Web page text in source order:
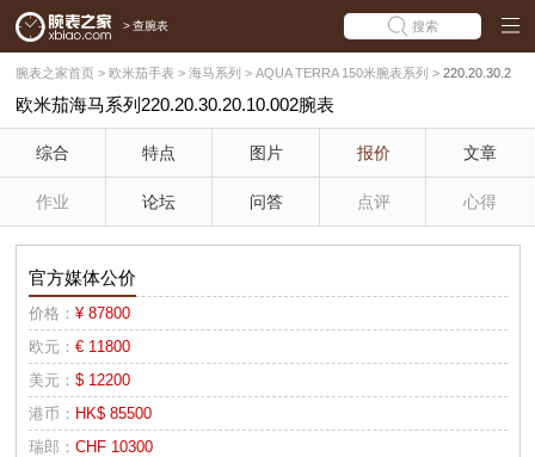
> 查腕表 搜索
腕表之家首页 > 欧米茄手表 > 海马系列 > AQUA TERRA 150米腕表系列 > 220.20.30.2
0.10.002
欧米茄海马系列220.20.30.20.10.002腕表
综合 特点 图片 报价 文章
作业 论坛 问答 点评 心得
官方媒体公价
价格： ¥ 87800
欧元： € 11800
美元： $ 12200
港币： HK$ 85500
瑞郎： CHF 10300